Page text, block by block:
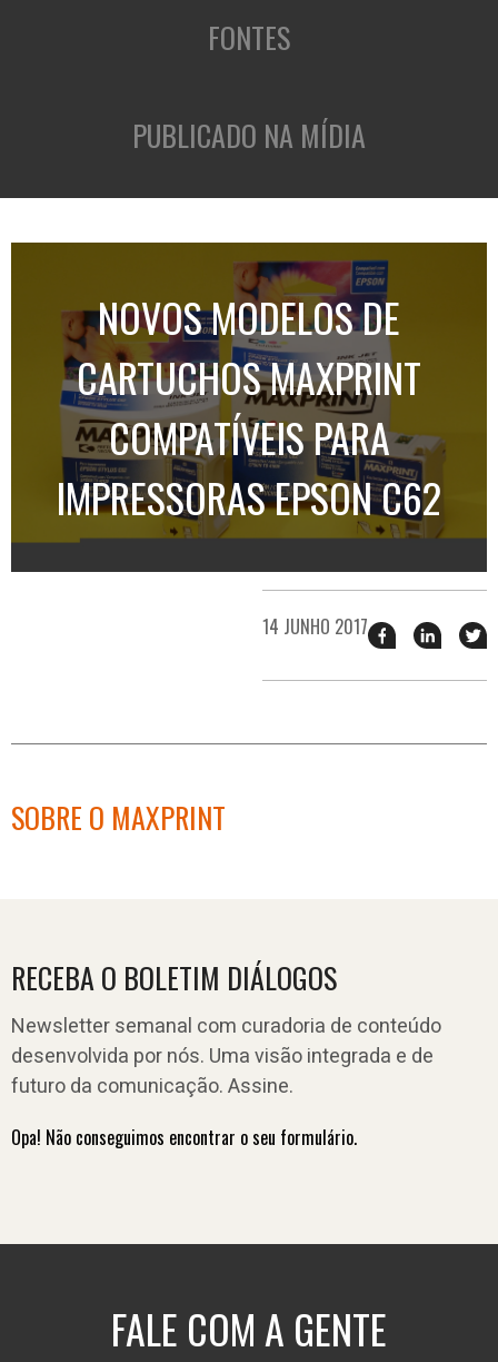
FONTES
PUBLICADO NA MÍDIA
NOVOS MODELOS DE
CARTUCHOS MAXPRINT
COMPATÍVEIS PARA
IMPRESSORAS EPSON C62
14 JUNHO 2017 Compartilhar
esse
no
esse
no
SOBRE O MAXPRINT
RECEBA O BOLETIM DIÁLOGOS
Newsletter semanal com curadoria de conteúdo
desenvolvida por nós. Uma visão integrada e de
futuro da comunicação. Assine.
Opa! Não conseguimos encontrar o seu formulário.
FALE COM A GENTE